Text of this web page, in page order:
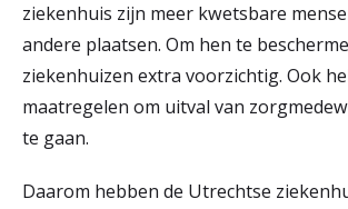
ziekenhuis zijn meer kwetsbare
andere plaatsen. Om hen te
ziekenhuizen extra voorzichtig. Ook
maatregelen om uitval van
te gaan.
Daarom hebben de Utrechtse